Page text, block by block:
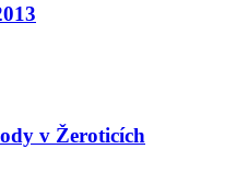
v Žeroticích